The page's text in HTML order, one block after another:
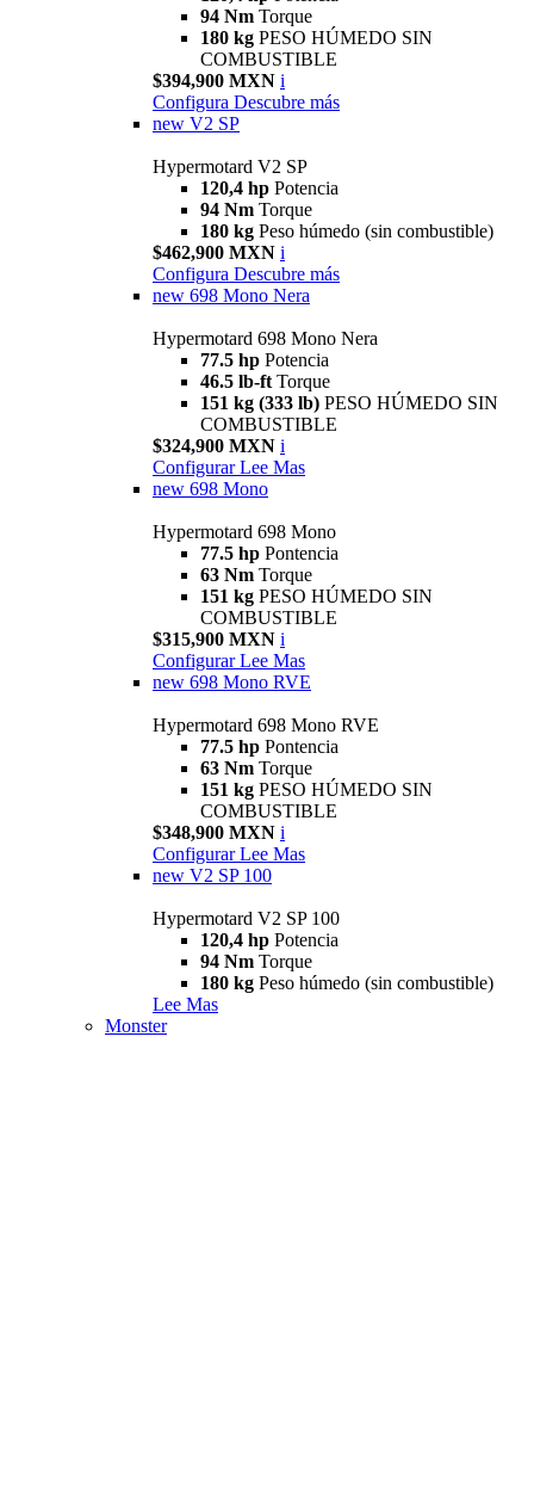
94 Nm Torque
180 kg PESO HÚMEDO SIN
COMBUSTIBLE
$394,900 MXN i
Configura Descubre más
new V2 SP
Hypermotard V2 SP
120,4 hp Potencia
94 Nm Torque
180 kg Peso húmedo (sin combustible)
$462,900 MXN i
Configura Descubre más
new 698 Mono Nera
Hypermotard 698 Mono Nera
77.5 hp Potencia
46.5 lb-ft Torque
151 kg (333 lb) PESO HÚMEDO SIN
COMBUSTIBLE
$324,900 MXN i
Configurar Lee Mas
new 698 Mono
Hypermotard 698 Mono
77.5 hp Pontencia
63 Nm Torque
151 kg PESO HÚMEDO SIN
COMBUSTIBLE
$315,900 MXN i
Configurar Lee Mas
new 698 Mono RVE
Hypermotard 698 Mono RVE
77.5 hp Pontencia
63 Nm Torque
151 kg PESO HÚMEDO SIN
COMBUSTIBLE
$348,900 MXN i
Configurar Lee Mas
new V2 SP 100
Hypermotard V2 SP 100
120,4 hp Potencia
94 Nm Torque
180 kg Peso húmedo (sin combustible)
Lee Mas
Monster